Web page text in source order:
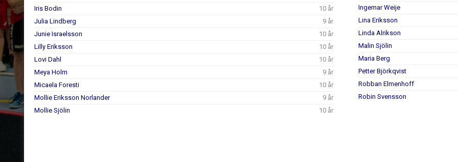
Iris Bodin
10 år
Julia Lindberg
9 år
Junie Israelsson
10 år
Lilly Eriksson
10 år
Lovi Dahl
10 år
Meya Holm
9 år
Micaela Foresti
10 år
Mollie Eriksson Norlander
9 år
Mollie Sjölin
10 år
Ingemar Weije
Lina Eriksson
Linda Alrikson
Malin Sjölin
Maria Berg
Petter Björkqvist
Robban Elmenhoff
Robin Svensson